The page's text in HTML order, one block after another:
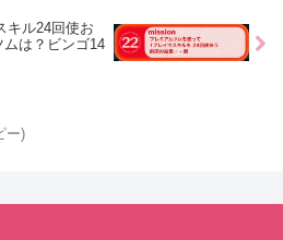
キル24回使お
は？ビンゴ14
ー)